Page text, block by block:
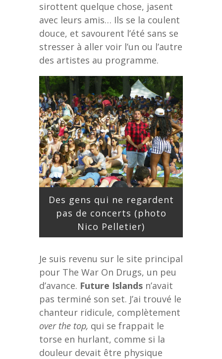
sirottent quelque chose, jasent
avec leurs amis… Ils se la coulent
douce, et savourent l’été sans se
stresser à aller voir l’un ou l’autre
des artistes au programme.
Des gens qui ne regardent
pas de concerts (photo
Nico Pelletier)
Je suis revenu sur le site principal
pour The War On Drugs, un peu
d’avance. Future Islands n’avait
pas terminé son set. J’ai trouvé le
chanteur ridicule, complètement
over the top, qui se frappait le
torse en hurlant, comme si la
douleur devait être physique